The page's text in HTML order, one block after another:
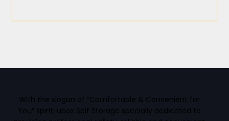
With the slogan of “Comfortable & Convenient for
You” spirit, ubox Self Storage specially dedicated to